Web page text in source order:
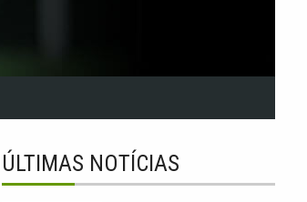
ÚLTIMAS NOTÍCIAS